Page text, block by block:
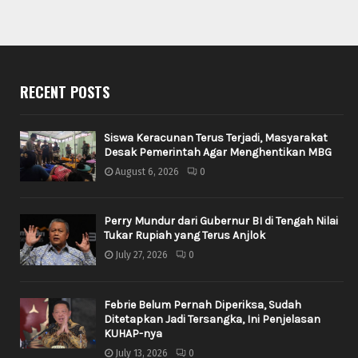
RECENT POSTS
Siswa Keracunan Terus Terjadi, Masyarakat
Desak Pemerintah Agar Menghentikan MBG
August 6, 2026 0
Perry Mundur dari Gubernur BI di Tengah Nilai
Tukar Rupiah yang Terus Anjlok
July 27, 2026 0
Febrie Belum Pernah Diperiksa, Sudah
Ditetapkan Jadi Tersangka, Ini Penjelasan
KUHAP-nya
July 13, 2026 0